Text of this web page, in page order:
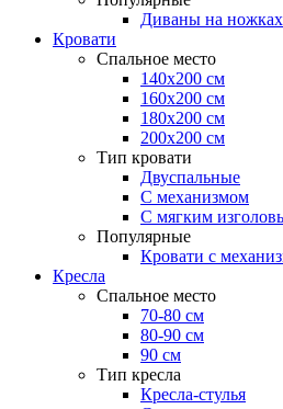
Диваны на ножках
Кровати
Спальное место
140х200 см
160х200 см
180х200 см
200х200 см
Тип кровати
Двуспальные
С механизмом
С мягким
Популярные
Кровати с
Кресла
Спальное место
70-80 см
80-90 см
90 см
Тип кресла
Кресла-стулья